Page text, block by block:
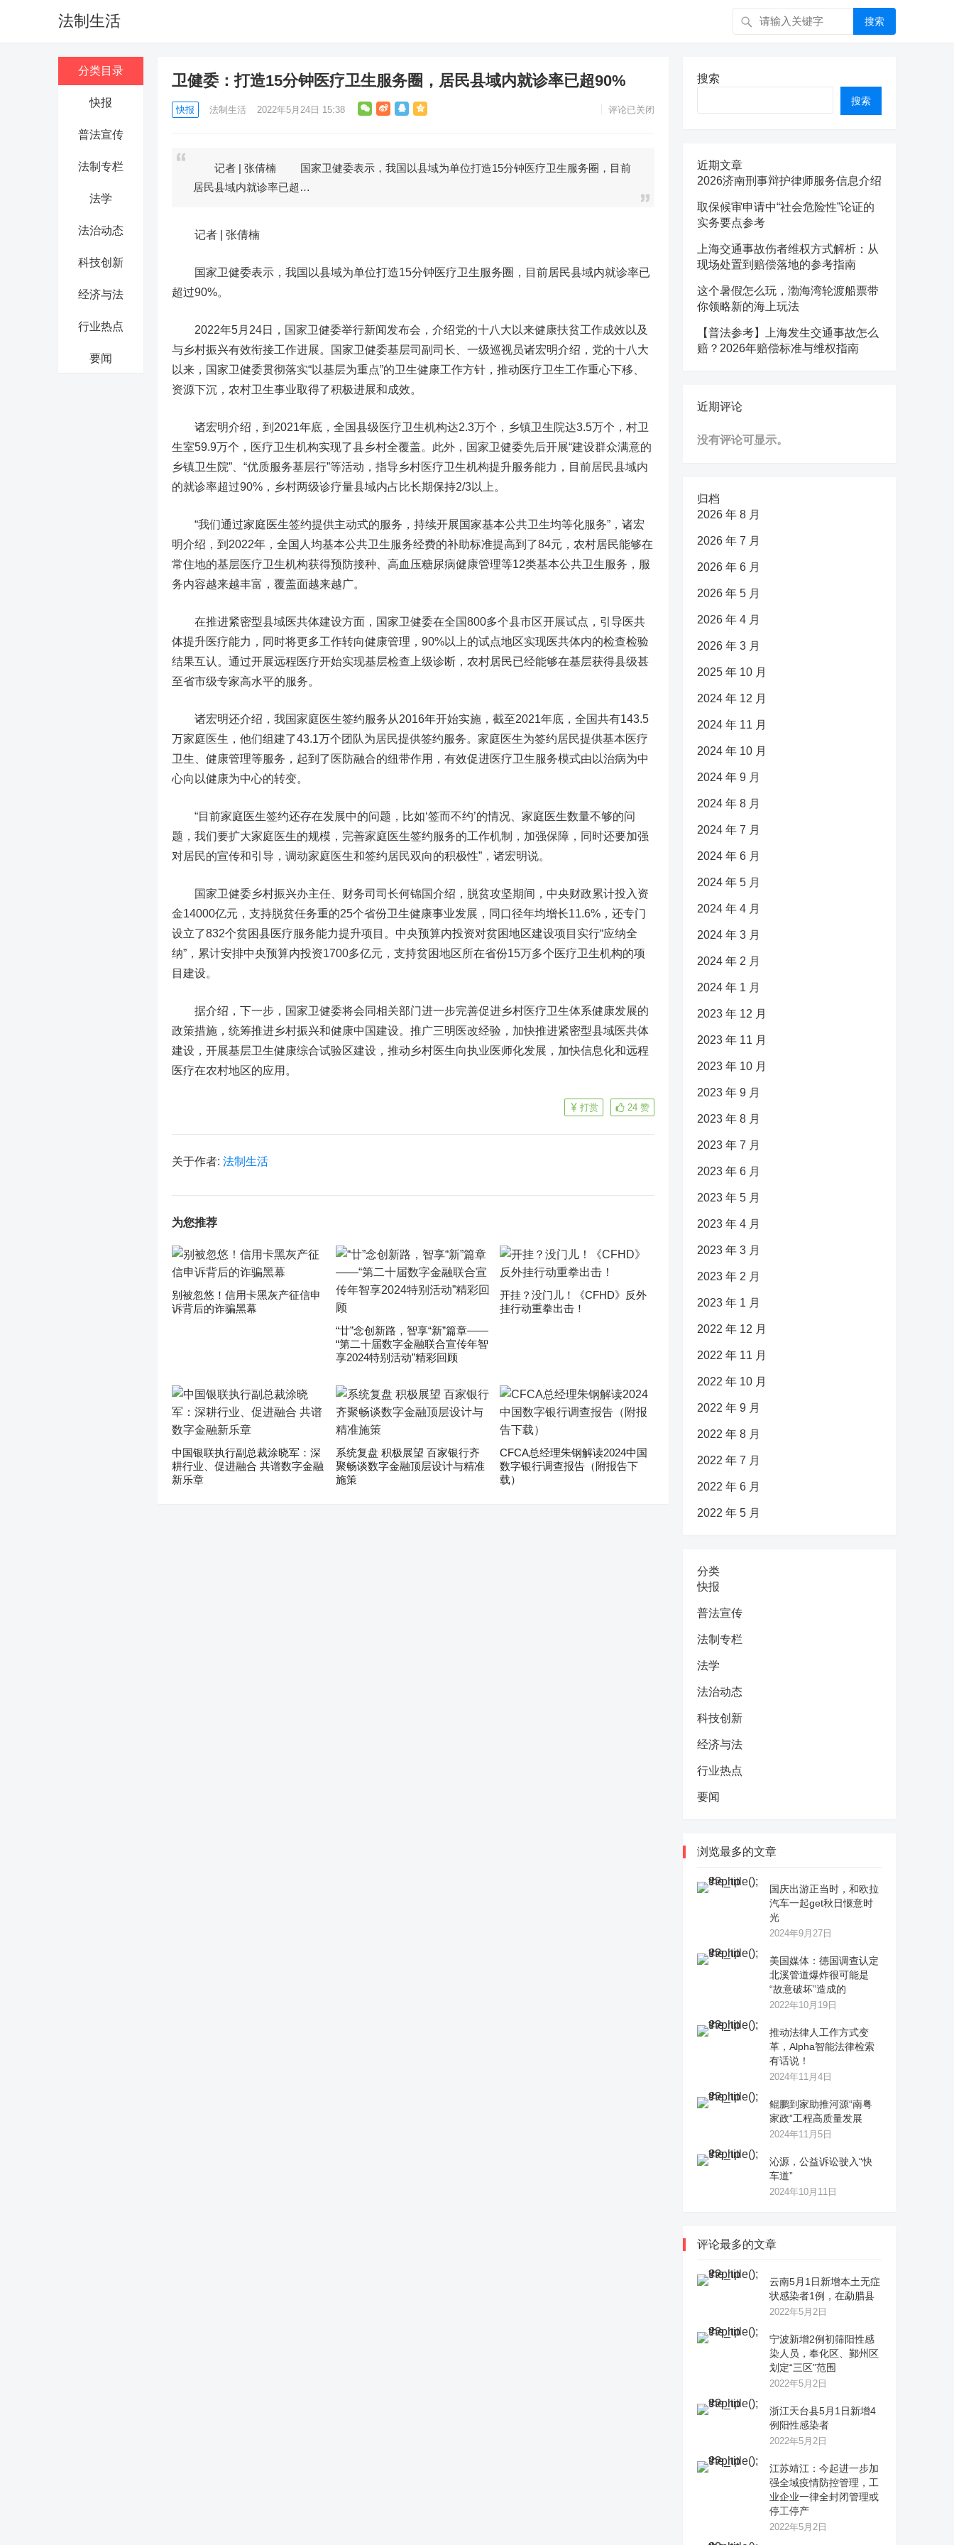
法制生活 搜索
分类目录
快报
普法宣传
法制专栏
法学
法治动态
科技创新
经济与法
行业热点
要闻
卫健委：打造15分钟医疗卫生服务圈，居民县域内就诊率已超90%
快报 法制生活 2022年5月24日 15:38 评论已关闭
记者 | 张倩楠 国家卫健委表示，我国以县域为单位打造15分钟医疗卫生服务圈，目前
居民县域内就诊率已超…
记者 | 张倩楠
国家卫健委表示，我国以县域为单位打造15分钟医疗卫生服务圈，目前居民县域内就诊率已
超过90%。
2022年5月24日，国家卫健委举行新闻发布会，介绍党的十八大以来健康扶贫工作成效以及
与乡村振兴有效衔接工作进展。国家卫健委基层司副司长、一级巡视员诸宏明介绍，党的十八大
以来，国家卫健委贯彻落实“以基层为重点”的卫生健康工作方针，推动医疗卫生工作重心下移、
资源下沉，农村卫生事业取得了积极进展和成效。
诸宏明介绍，到2021年底，全国县级医疗卫生机构达2.3万个，乡镇卫生院达3.5万个，村卫
生室59.9万个，医疗卫生机构实现了县乡村全覆盖。此外，国家卫健委先后开展“建设群众满意的
乡镇卫生院”、“优质服务基层行”等活动，指导乡村医疗卫生机构提升服务能力，目前居民县域内
的就诊率超过90%，乡村两级诊疗量县域内占比长期保持2/3以上。
“我们通过家庭医生签约提供主动式的服务，持续开展国家基本公共卫生均等化服务”，诸宏
明介绍，到2022年，全国人均基本公共卫生服务经费的补助标准提高到了84元，农村居民能够在
常住地的基层医疗卫生机构获得预防接种、高血压糖尿病健康管理等12类基本公共卫生服务，服
务内容越来越丰富，覆盖面越来越广。
在推进紧密型县域医共体建设方面，国家卫健委在全国800多个县市区开展试点，引导医共
体提升医疗能力，同时将更多工作转向健康管理，90%以上的试点地区实现医共体内的检查检验
结果互认。通过开展远程医疗开始实现基层检查上级诊断，农村居民已经能够在基层获得县级甚
至省市级专家高水平的服务。
诸宏明还介绍，我国家庭医生签约服务从2016年开始实施，截至2021年底，全国共有143.5
万家庭医生，他们组建了43.1万个团队为居民提供签约服务。 家庭医生为签约居民提供基本医疗
卫生、健康管理等服务，起到了医防融合的纽带作用，有效促进医疗卫生服务模式由以治病为中
心向以健康为中心的转变。
“目前家庭医生签约还存在发展中的问题，比如‘签而不约’的情况、家庭医生数量不够的问
题，我们要扩大家庭医生的规模，完善家庭医生签约服务的工作机制，加强保障，同时还要加强
对居民的宣传和引导，调动家庭医生和签约居民双向的积极性”， 诸宏明说。
国家卫健委乡村振兴办主任、财务司司长何锦国介绍，脱贫攻坚期间，中央财政累计投入资
金14000亿元，支持脱贫任务重的25个省份卫生健康事业发展，同口径年均增长11.6%，还专门
设立了832个贫困县医疗服务能力提升项目。中央预算内投资对贫困地区建设项目实行“应纳全
纳”，累计安排中央预算内投资1700多亿元，支持贫困地区所在省份15万多个医疗卫生机构的项
目建设。
据介绍，下一步，国家卫健委将会同相关部门进一步完善促进乡村医疗卫生体系健康发展的
政策措施，统筹推进乡村振兴和健康中国建设。推广三明医改经验，加快推进紧密型县域医共体
建设，开展基层卫生健康综合试验区建设，推动乡村医生向执业医师化发展，加快信息化和远程
医疗在农村地区的应用。
24 赞
打赏
关于作者: 法制生活
为您推荐
别被忽悠！信用卡黑灰产征信申
诉背后的诈骗黑幕
“廿”念创新路，智享“新”篇章——
“第二十届数字金融联合宣传年智
享2024特别活动”精彩回顾
开挂？没门儿！《CFHD》反外
挂行动重拳出击！
中国银联执行副总裁涂晓军：深
耕行业、促进融合 共谱数字金融
新乐章
系统复盘 积极展望 百家银行齐
聚畅谈数字金融顶层设计与精准
施策
CFCA总经理朱钢解读2024中国
数字银行调查报告（附报告下
载）
搜索
搜索
近期文章
2026济南刑事辩护律师服务信息介绍
取保候审申请中“社会危险性”论证的
实务要点参考
上海交通事故伤者维权方式解析：从
现场处置到赔偿落地的参考指南
这个暑假怎么玩，渤海湾轮渡船票带
你领略新的海上玩法
【普法参考】上海发生交通事故怎么
赔？2026年赔偿标准与维权指南
近期评论
没有评论可显示。
归档
2026 年 8 月
2026 年 7 月
2026 年 6 月
2026 年 5 月
2026 年 4 月
2026 年 3 月
2025 年 10 月
2024 年 12 月
2024 年 11 月
2024 年 10 月
2024 年 9 月
2024 年 8 月
2024 年 7 月
2024 年 6 月
2024 年 5 月
2024 年 4 月
2024 年 3 月
2024 年 2 月
2024 年 1 月
2023 年 12 月
2023 年 11 月
2023 年 10 月
2023 年 9 月
2023 年 8 月
2023 年 7 月
2023 年 6 月
2023 年 5 月
2023 年 4 月
2023 年 3 月
2023 年 2 月
2023 年 1 月
2022 年 12 月
2022 年 11 月
2022 年 10 月
2022 年 9 月
2022 年 8 月
2022 年 7 月
2022 年 6 月
2022 年 5 月
分类
快报
普法宣传
法制专栏
法学
法治动态
科技创新
经济与法
行业热点
要闻
浏览最多的文章
国庆出游正当时，和欧拉
汽车一起get秋日惬意时
光
2024年9月27日
美国媒体：德国调查认定
北溪管道爆炸很可能是
“故意破坏”造成的
2022年10月19日
推动法律人工作方式变
革，Alpha智能法律检索
有话说！
2024年11月4日
鲲鹏到家助推河源“南粤
家政”工程高质量发展
2024年11月5日
沁源，公益诉讼驶入“快
车道”
2024年10月11日
评论最多的文章
云南5月1日新增本土无症
状感染者1例，在勐腊县
2022年5月2日
宁波新增2例初筛阳性感
染人员，奉化区、鄞州区
划定“三区”范围
2022年5月2日
浙江天台县5月1日新增4
例阳性感染者
2022年5月2日
江苏靖江：今起进一步加
强全域疫情防控管理，工
业企业一律全封闭管理或
停工停产
2022年5月2日